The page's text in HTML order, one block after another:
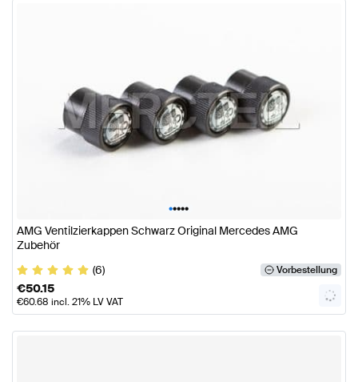
•••••
AMG Ventilzierkappen Schwarz Original Mercedes AMG
Zubehör
(6)
Vorbestellung
€50.15
€60.68 incl. 21% LV VAT